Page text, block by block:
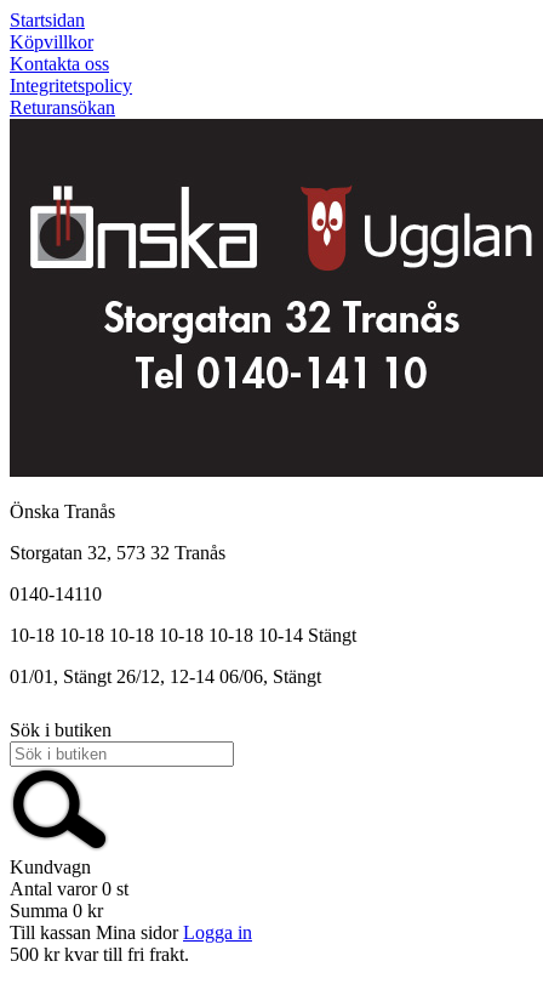
Startsidan
Köpvillkor
Kontakta oss
Integritetspolicy
Returansökan
Önska Tranås
Storgatan 32, 573 32 Tranås
0140-14110
10-18 10-18 10-18 10-18 10-18 10-14 Stängt
01/01, Stängt 26/12, 12-14 06/06, Stängt
Sök i butiken
Kundvagn
Antal varor 0 st
Summa 0 kr
Till kassan Mina sidor Logga in
500 kr kvar till fri frakt.